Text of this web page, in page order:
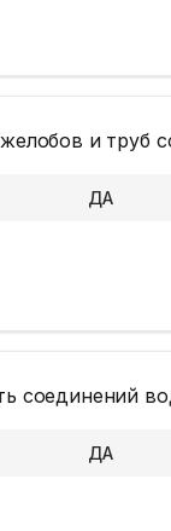
и труб
ДА
соединений
ДА